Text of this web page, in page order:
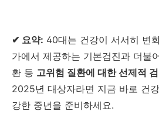
✔ 요약: 40대는 건강이 서서히 변
가에서 제공하는 기본검진과 더불
환 등 고위험 질환에 대한 선제적
2025년 대상자라면 지금 바로 건
강한 중년을 준비하세요.